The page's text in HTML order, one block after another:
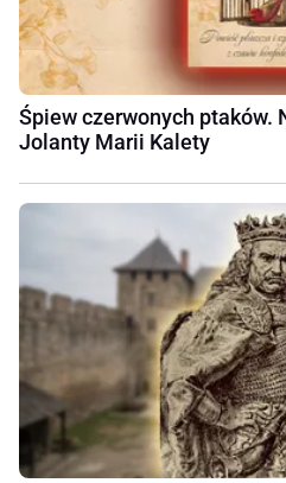
Śpiew czerwonych ptaków.
Jolanty Marii Kalety